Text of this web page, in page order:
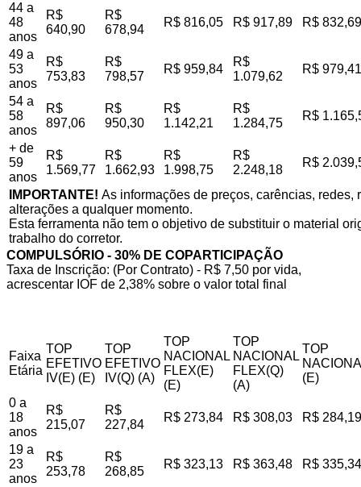
44 a
48
anos
R$
640,90
R$
678,94
R$ 816,05 R$ 917,89 R$ 832,69
49 a
53
anos
R$
753,83
R$
798,57
R$ 959,84
R$
1.079,62
R$ 979,41
54 a
58
anos
R$
897,06
R$
950,30
R$
1.142,21
R$
1.284,75
R$
+ de
59
anos
R$
1.569,77
R$
1.662,93
R$
1.998,75
R$
2.248,18
R$
IMPORTANTE! As informações de preços, carências,
alterações a qualquer momento.
Esta ferramenta não tem o objetivo de substituir o material
trabalho do corretor.
COMPULSÓRIO - 30% DE COPARTICIPAÇÃO
Taxa de Inscrição: (Por Contrato) - R$ 7,50 por vida,
acrescentar IOF de 2,38% sobre o valor total final
Faixa
Etária
TOP
EFETIVO
IV(E) (E)
TOP
EFETIVO
IV(Q) (A)
TOP
NACIONAL
FLEX(E)
(E)
TOP
NACIONAL
FLEX(Q)
(A)
TOP
(E)
0 a
18
anos
R$
215,07
R$
227,84
R$ 273,84 R$ 308,03 R$ 284,19
19 a
23
anos
R$
253,78
R$
268,85
R$ 323,13 R$ 363,48 R$ 335,34